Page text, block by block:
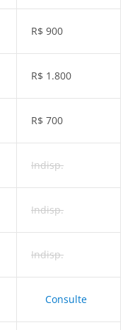
R$ 900
R$ 1.800
R$ 700
Indisp.
Indisp.
Indisp.
Consulte